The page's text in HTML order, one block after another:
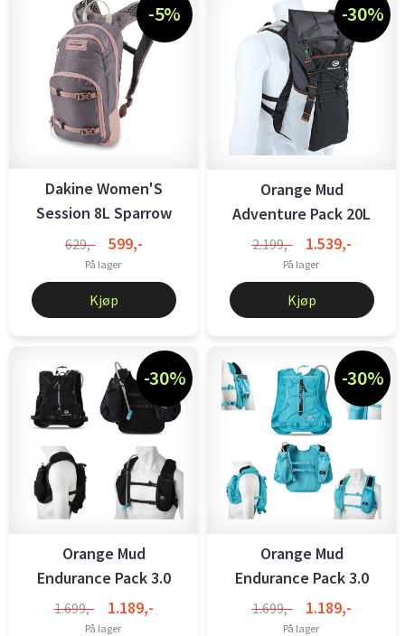
-5%
Dakine Women'S
Session 8L Sparrow
629,- 599,-
På lager
Kjøp
-30%
Orange Mud
Adventure Pack 20L
Regular Black
2.199,- 1.539,-
På lager
Kjøp
-30%
Orange Mud
Endurance Pack 3.0
Black
1.699,- 1.189,-
På lager
-30%
Orange Mud
Endurance Pack 3.0
Teal
1.699,- 1.189,-
På lager